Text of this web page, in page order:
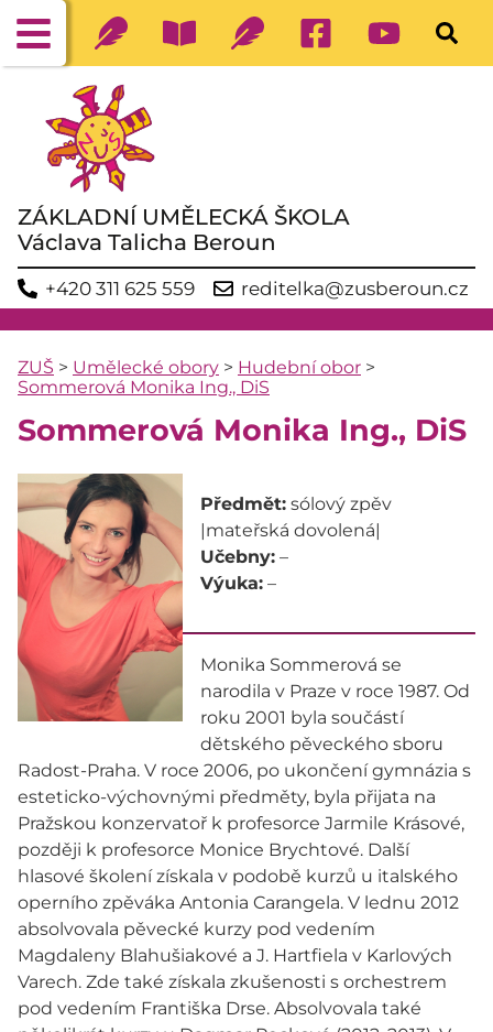
ZÁKLADNÍ UMĚLECKÁ ŠKOLA
Václava Talicha Beroun
+420 311 625 559 reditelka@zusberoun.cz
ZUŠ > Umělecké obory > Hudební obor >
Sommerová Monika Ing., DiS
Sommerová Monika Ing., DiS
Předmět: sólový zpěv
|mateřská dovolená|
Učebny: –
Výuka: –
Monika Sommerová se
narodila v Praze v roce 1987. Od
roku 2001 byla součástí
dětského pěveckého sboru
Radost-Praha. V roce 2006, po ukončení gymnázia s
esteticko-výchovnými předměty, byla přijata na
Pražskou konzervatoř k profesorce Jarmile Krásové,
později k profesorce Monice Brychtové. Další
hlasové školení získala v podobě kurzů u italského
operního zpěváka Antonia Carangela. V lednu 2012
absolvovala pěvecké kurzy pod vedením
Magdaleny Blahušiakové a J. Hartfiela v Karlových
Varech. Zde také získala zkušenosti s orchestrem
pod vedením Františka Drse. Absolvovala také